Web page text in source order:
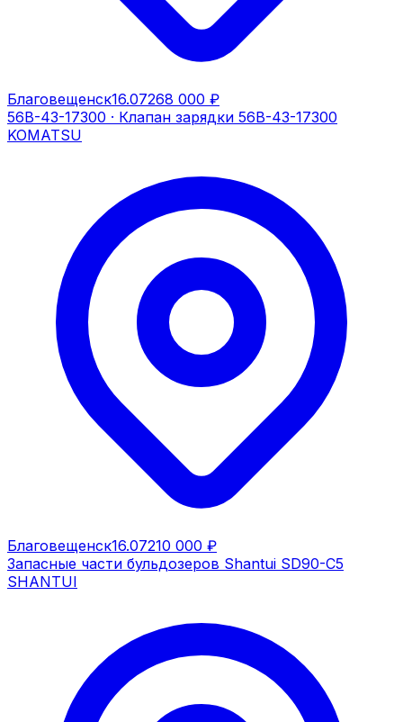
Благовещенск16.07268 000 ₽
56B-43-17300 · Клапан зарядки 56B-43-17300
KOMATSU
Благовещенск16.07210 000 ₽
Запасные части бульдозеров Shantui SD90-C5
SHANTUI